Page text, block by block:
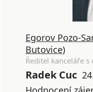
Egorov Pozo-
Butovice)
Ředitel kanceláře s
Radek Cuc